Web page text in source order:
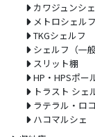
カワジュンシ
メトロシェルフ
TKGシェルフ
シェルフ（一般
スリット棚
HP・HPSポー
トラスト シェ
ラテラル・ロ
ハコマルシェ